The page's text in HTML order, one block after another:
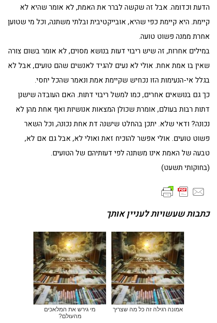
הדעת וכדומה. אבל זה שקשה לברר את האמת, לא אומר שהיא לא
קיימת. היא קיימת כפי שהיא, אובייקטיבית ובלתי משתנה, וכל מי שטוען
אחרת ממנה פשוט טועה.
במילים אחרות, זה שיש ריבוי דעות בנושא מסוים, לא אומר בשום צורה
שאין בו אמת אחת. אולי לא נעים להגיד לאנשים שהם טועים, אבל לא
בגלל אי-הנעימות הזו נכחיש שקיימת אמת ונאמר שהכל יחסי.
כך גם בנושאים אחרים, כמו למשל ריבוי דתות. האם העובדה שישנן
דתות רבות בעולם, אומרת שכולן המצאות אנושיות ואף אחת מהן לא
נכונה? ודאי שלא. יתכן בהחלט שישנה דת אחת נכונה, וכל השאר
פשוט טועים. אולי אפשר להוכיח זאת ואולי לא, אבל גם אם לא,
טבעה של האמת אינו משתנה לפי דעותיהם של הטועים.
(בחוקותי תשעט)
כתבות שעשויות לעניין אותך
אמונה רגילה זה כל מה שצריך
מי גירש את המלאכים
מהעולם?